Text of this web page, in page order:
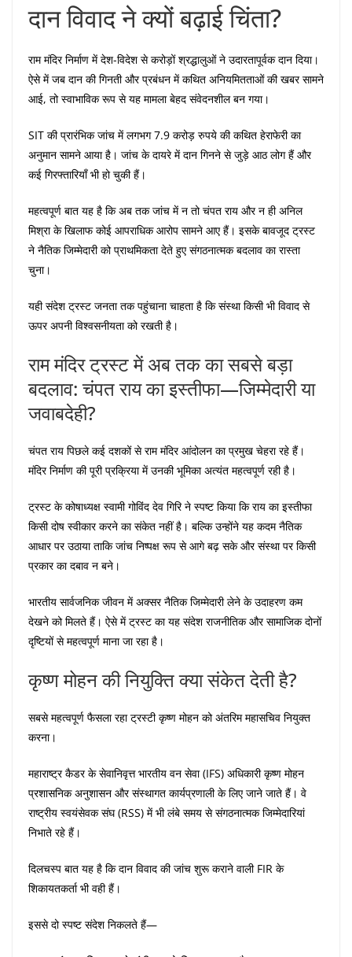
दान विवाद ने क्यों बढ़ाई चिंता?
राम मंदिर निर्माण में देश-विदेश से करोड़ों श्रद्धालुओं ने उदारतापूर्वक दान दिया।
ऐसे में जब दान की गिनती और प्रबंधन में कथित अनियमितताओं की खबर सामने
आई, तो स्वाभाविक रूप से यह मामला बेहद संवेदनशील बन गया।
SIT की प्रारंभिक जांच में लगभग 7.9 करोड़ रुपये की कथित हेराफेरी का
अनुमान सामने आया है। जांच के दायरे में दान गिनने से जुड़े आठ लोग हैं और
कई गिरफ्तारियाँ भी हो चुकी हैं।
महत्वपूर्ण बात यह है कि अब तक जांच में न तो चंपत राय और न ही अनिल
मिश्रा के खिलाफ कोई आपराधिक आरोप सामने आए हैं। इसके बावजूद ट्रस्ट
ने नैतिक जिम्मेदारी को प्राथमिकता देते हुए संगठनात्मक बदलाव का रास्ता
चुना।
यही संदेश ट्रस्ट जनता तक पहुंचाना चाहता है कि संस्था किसी भी विवाद से
ऊपर अपनी विश्वसनीयता को रखती है।
राम मंदिर ट्रस्ट में अब तक का सबसे बड़ा
बदलाव: चंपत राय का इस्तीफा—जिम्मेदारी या
जवाबदेही?
चंपत राय पिछले कई दशकों से राम मंदिर आंदोलन का प्रमुख चेहरा रहे हैं।
मंदिर निर्माण की पूरी प्रक्रिया में उनकी भूमिका अत्यंत महत्वपूर्ण रही है।
ट्रस्ट के कोषाध्यक्ष स्वामी गोविंद देव गिरि ने स्पष्ट किया कि राय का इस्तीफा
किसी दोष स्वीकार करने का संकेत नहीं है। बल्कि उन्होंने यह कदम नैतिक
आधार पर उठाया ताकि जांच निष्पक्ष रूप से आगे बढ़ सके और संस्था पर किसी
प्रकार का दबाव न बने।
भारतीय सार्वजनिक जीवन में अक्सर नैतिक जिम्मेदारी लेने के उदाहरण कम
देखने को मिलते हैं। ऐसे में ट्रस्ट का यह संदेश राजनीतिक और सामाजिक दोनों
दृष्टियों से महत्वपूर्ण माना जा रहा है।
कृष्ण मोहन की नियुक्ति क्या संकेत देती है?
सबसे महत्वपूर्ण फैसला रहा ट्रस्टी कृष्ण मोहन को अंतरिम महासचिव नियुक्त
करना।
महाराष्ट्र कैडर के सेवानिवृत्त भारतीय वन सेवा (IFS) अधिकारी कृष्ण मोहन
प्रशासनिक अनुशासन और संस्थागत कार्यप्रणाली के लिए जाने जाते हैं। वे
राष्ट्रीय स्वयंसेवक संघ (RSS) में भी लंबे समय से संगठनात्मक जिम्मेदारियां
निभाते रहे हैं।
दिलचस्प बात यह है कि दान विवाद की जांच शुरू कराने वाली FIR के
शिकायतकर्ता भी वही हैं।
इससे दो स्पष्ट संदेश निकलते हैं—